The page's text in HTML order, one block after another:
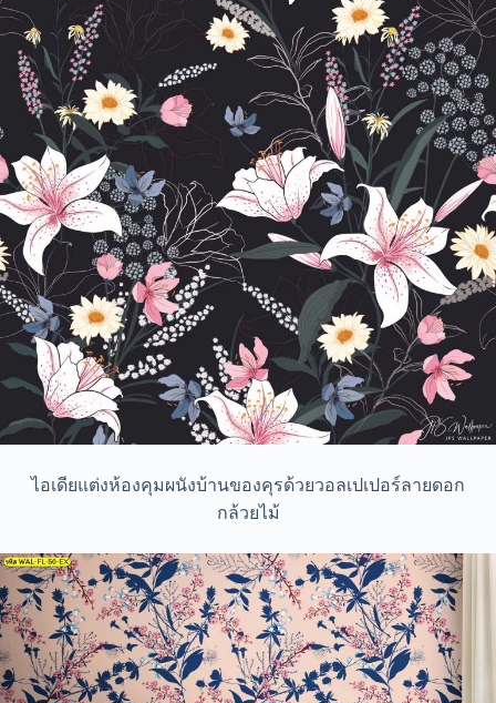
ไอเดียแต่งห้องคุมผนังบ้านของคุรด้วยวอลเปเปอร์ลายดอก
กล้วยไม้